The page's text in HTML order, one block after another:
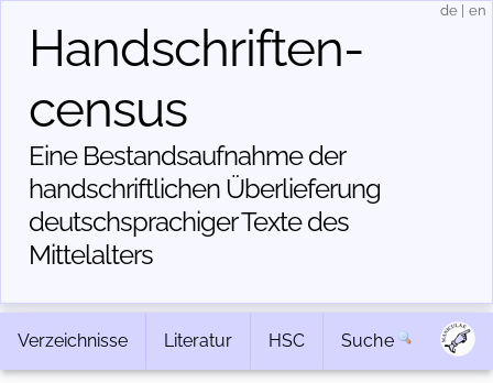
Handschriften­
census
Eine Bestandsaufnahme der
handschriftlichen Über­lieferung
deutschsprachiger Texte des
Mittelalters
de en
Verzeichnisse Literatur HSC Suche